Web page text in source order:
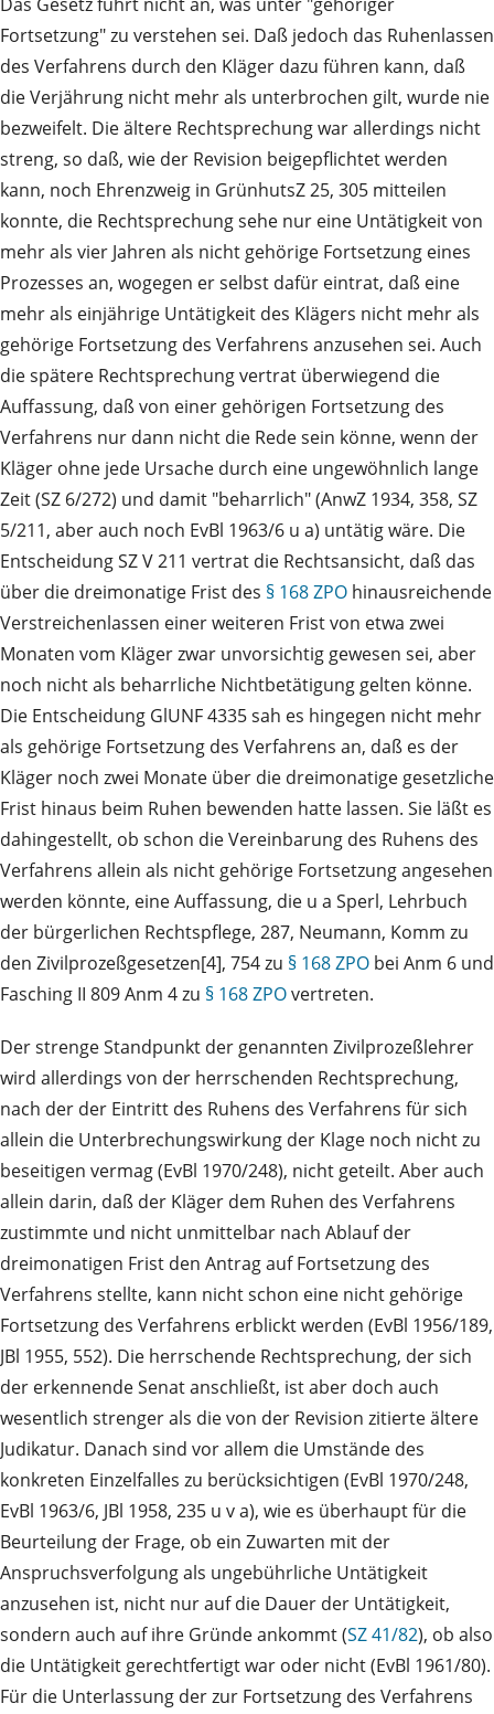
Fortsetzung" zu verstehen sei. Daß jedoch das Ruhenlassen
des Verfahrens durch den Kläger dazu führen kann, daß
die Verjährung nicht mehr als unterbrochen gilt, wurde nie
bezweifelt. Die ältere Rechtsprechung war allerdings nicht
streng, so daß, wie der Revision beigepflichtet werden
kann, noch Ehrenzweig in GrünhutsZ 25, 305 mitteilen
konnte, die Rechtsprechung sehe nur eine Untätigkeit von
mehr als vier Jahren als nicht gehörige Fortsetzung eines
Prozesses an, wogegen er selbst dafür eintrat, daß eine
mehr als einjährige Untätigkeit des Klägers nicht mehr als
gehörige Fortsetzung des Verfahrens anzusehen sei. Auch
die spätere Rechtsprechung vertrat überwiegend die
Auffassung, daß von einer gehörigen Fortsetzung des
Verfahrens nur dann nicht die Rede sein könne, wenn der
Kläger ohne jede Ursache durch eine ungewöhnlich lange
Zeit (SZ 6/272) und damit "beharrlich" (AnwZ 1934, 358, SZ
5/211, aber auch noch EvBl 1963/6 u a) untätig wäre. Die
Entscheidung SZ V 211 vertrat die Rechtsansicht, daß das
über die dreimonatige Frist des § 168 ZPO hinausreichende
Verstreichenlassen einer weiteren Frist von etwa zwei
Monaten vom Kläger zwar unvorsichtig gewesen sei, aber
noch nicht als beharrliche Nichtbetätigung gelten könne.
Die Entscheidung GlUNF 4335 sah es hingegen nicht mehr
als gehörige Fortsetzung des Verfahrens an, daß es der
Kläger noch zwei Monate über die dreimonatige gesetzliche
Frist hinaus beim Ruhen bewenden hatte lassen. Sie läßt es
dahingestellt, ob schon die Vereinbarung des Ruhens des
Verfahrens allein als nicht gehörige Fortsetzung angesehen
werden könnte, eine Auffassung, die u a Sperl, Lehrbuch
der bürgerlichen Rechtspflege, 287, Neumann, Komm zu
den Zivilprozeßgesetzen[4], 754 zu § 168 ZPO bei Anm 6 und
Fasching II 809 Anm 4 zu § 168 ZPOvertreten.
Der strenge Standpunkt der genannten Zivilprozeßlehrer
wird allerdings von der herrschenden Rechtsprechung,
nach der der Eintritt des Ruhens des Verfahrens für sich
allein die Unterbrechungswirkung der Klage noch nicht zu
beseitigen vermag (EvBl 1970/248), nicht geteilt. Aber auch
allein darin, daß der Kläger dem Ruhen des Verfahrens
zustimmte und nicht unmittelbar nach Ablauf der
dreimonatigen Frist den Antrag auf Fortsetzung des
Verfahrens stellte, kann nicht schon eine nicht gehörige
Fortsetzung des Verfahrens erblickt werden (EvBl 1956/189,
JBl 1955, 552). Die herrschende Rechtsprechung, der sich
der erkennende Senat anschließt, ist aber doch auch
wesentlich strenger als die von der Revision zitierte ältere
Judikatur. Danach sind vor allem die Umstände des
konkreten Einzelfalles zu berücksichtigen (EvBl 1970/248,
EvBl 1963/6, JBl 1958, 235 u v a), wie es überhaupt für die
Beurteilung der Frage, ob ein Zuwarten mit der
Anspruchsverfolgung als ungebührliche Untätigkeit
anzusehen ist, nicht nur auf die Dauer der Untätigkeit,
sondern auch auf ihre Gründe ankommt (SZ 41/82), ob also
die Untätigkeit gerechtfertigt war oder nicht (EvBl 1961/80).
Für die Unterlassung der zur Fortsetzung des Verfahrens